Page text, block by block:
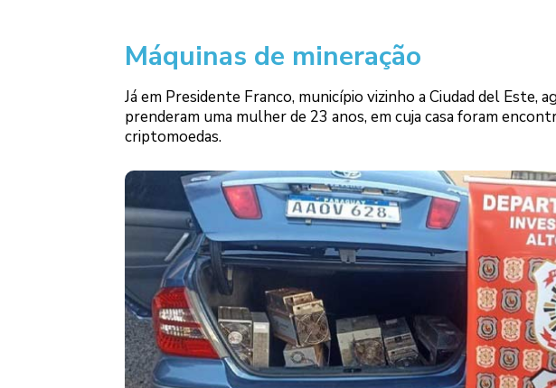
Máquinas de mineração
Já em Presidente Franco, município vizinho a Ciudad del Este,
prenderam uma mulher de 23 anos, em cuja casa foram
criptomoedas.